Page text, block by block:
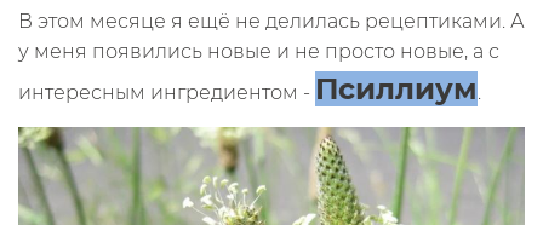
В этом месяце я ещё не делилась рецептиками. А
у меня появились новые и не просто новые, а с
интересным ингредиентом - Псиллиум